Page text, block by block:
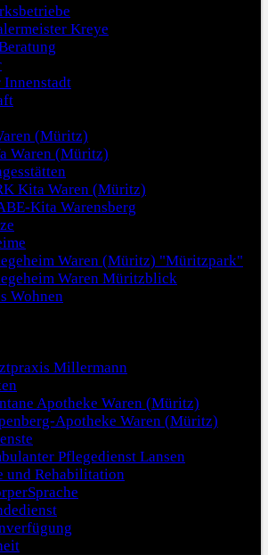
Kreye
Innenstadt
(Müritz)
Waren (Müritz)
Kita Waren (Müritz)
Kita Warensberg
Waren (Müritz) "Müritzpark"
Waren Müritzblick
Wohnen
Millermann
Apotheke Waren (Müritz)
Apotheke Waren (Müritz)
Pflegedienst Lansen
und Rehabilitation